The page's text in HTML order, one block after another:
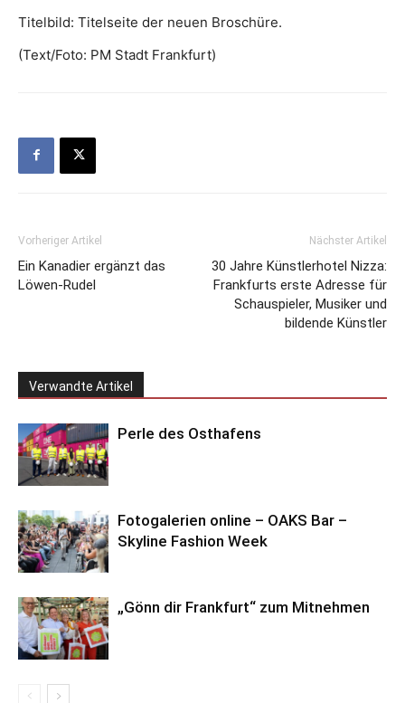
Titelbild: Titelseite der neuen Broschüre.
(Text/Foto: PM Stadt Frankfurt)
Vorheriger Artikel
Ein Kanadier ergänzt das
Löwen-Rudel
Nächster Artikel
30 Jahre Künstlerhotel Nizza:
Frankfurts erste Adresse für
Schauspieler, Musiker und
bildende Künstler
Verwandte Artikel
Perle des Osthafens
Fotogalerien online – OAKS Bar –
Skyline Fashion Week
„Gönn dir Frankfurt“ zum Mitnehmen